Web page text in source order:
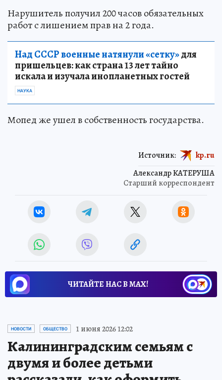
Нарушитель получил 200 часов обязательных
работ с лишением прав на 2 года.
Над СССР военные натянули «сетку»для
пришельцев: как страна 13 лет тайно
искала и изучала инопланетных гостей
НАУКА
Мопед же ушел в собственность государства.
Александр КАТЕРУША
Старший корреспондент
Источник: kp.ru
ЧИТАЙТЕ НАС В МАХ!
НОВОСТИ ОБЩЕСТВО 1 июня 2026 12:02
Калининградским семьям с
двумя и более детьми